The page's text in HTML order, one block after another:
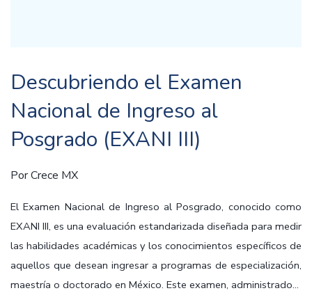
Descubriendo el Examen
Nacional de Ingreso al
Posgrado (EXANI III)
PorCrece MX
El Examen Nacional de Ingreso al Posgrado, conocido como
EXANI III, es una evaluación estandarizada diseñada para medir
las habilidades académicas y los conocimientos específicos de
aquellos que desean ingresar a programas de especialización,
maestría o doctorado en México. Este examen, administrado...